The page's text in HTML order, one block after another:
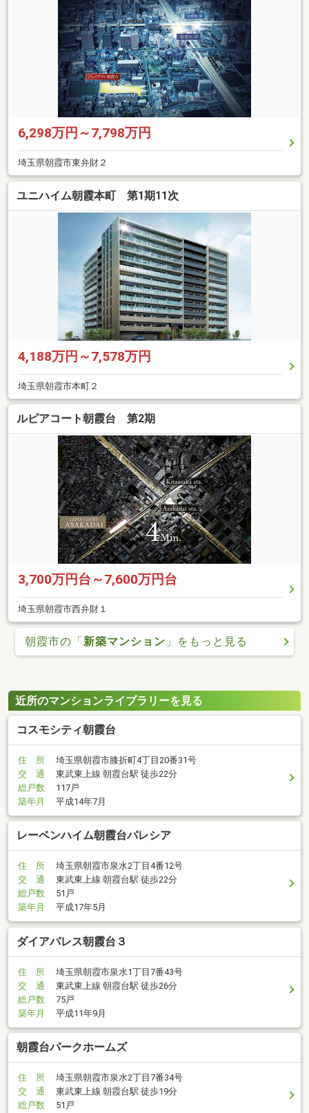
6,298万円～7,798万円
埼玉県朝霞市東弁財２
ユニハイム朝霞本町 第1期11次
4,188万円～7,578万円
埼玉県朝霞市本町２
ルピアコート朝霞台 第2期
3,700万円台～7,600万円台
埼玉県朝霞市西弁財１
朝霞市の「新築マンション 」をもっと見る
近所のマンションライブラリーを見る
コスモシティ朝霞台
住 所
埼玉県朝霞市膝折町4丁目20番31号
交 通
東武東上線 朝霞台駅 徒歩22分
総戸数
117戸
築年月
平成14年7月
レーベンハイム朝霞台パレシア
住 所
埼玉県朝霞市泉水2丁目4番12号
交 通
東武東上線 朝霞台駅 徒歩22分
総戸数
51戸
築年月
平成17年5月
ダイアパレス朝霞台３
住 所
埼玉県朝霞市泉水1丁目7番43号
交 通
東武東上線 朝霞台駅 徒歩26分
総戸数
75戸
築年月
平成11年9月
朝霞台パークホームズ
住 所
埼玉県朝霞市泉水2丁目7番34号
交 通
東武東上線 朝霞台駅 徒歩19分
総戸数
51戸